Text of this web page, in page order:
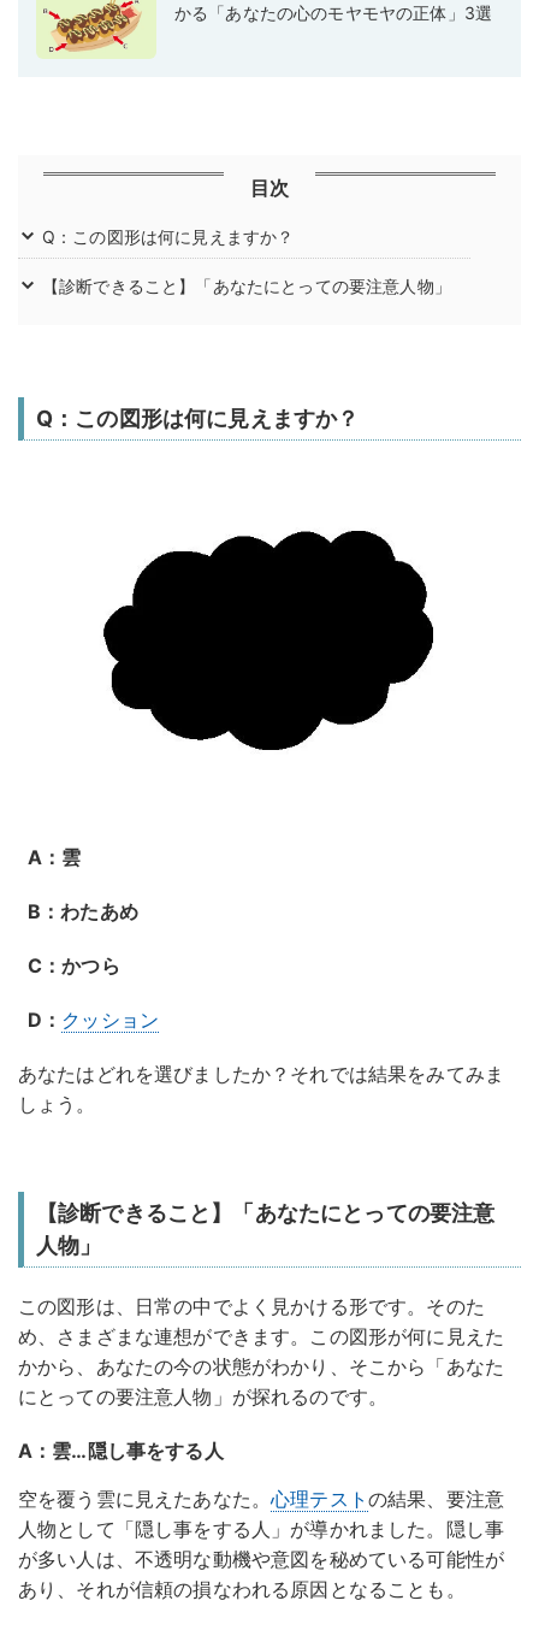
かる「あなたの心のモヤモヤの正体」3選
目次
Q：この図形は何に見えますか？
【診断できること】「あなたにとっての要注意人物」
Q：この図形は何に見えますか？
A：雲
B：わたあめ
C：かつら
D： クッション
あなたはどれを選びましたか？それでは結果をみてみま
しょう。
【診断できること】「あなたにとっての要注意
人物」
この図形は、日常の中でよく見かける形です。そのた
め、さまざまな連想ができます。この図形が何に見えた
かから、あなたの今の状態がわかり、そこから「あなた
にとっての要注意人物」が探れるのです。
A：雲…隠し事をする人
空を覆う雲に見えたあなた。心理テスト の結果、要注意
人物として「隠し事をする人」が導かれました。隠し事
が多い人は、不透明な動機や意図を秘めている可能性が
あり、それが信頼の損なわれる原因となることも。